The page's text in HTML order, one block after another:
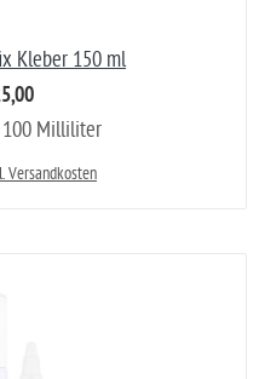
Kleber 150 ml
100 Milliliter
Versandkosten